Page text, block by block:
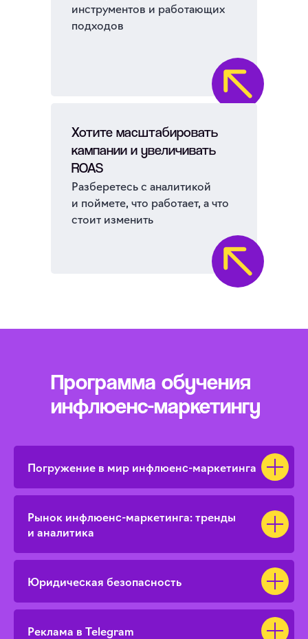
инструментов и работающих
подходов
Хотите масштабировать
кампании и увеличивать
ROAS
Разберетесь с аналитикой
и поймете, что работает, а что
стоит изменить
Программа обучения
инфлюенс-маркетингу
Погружение в мир инфлюенс-маркетинга
Рынок инфлюенс-маркетинга: тренды
и аналитика
Юридическая безопасность
Реклама в Telegram